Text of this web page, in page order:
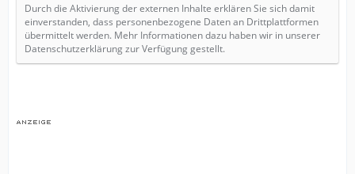
Durch die Aktivierung der externen Inhalte erklären Sie sich damit
einverstanden, dass personenbezogene Daten an Drittplattformen
übermittelt werden. Mehr Informationen dazu haben wir in unserer
Datenschutzerklärung zur Verfügung gestellt.